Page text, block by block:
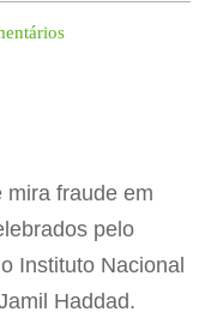
mira fraude em
pelo
Instituto Nacional
Haddad.